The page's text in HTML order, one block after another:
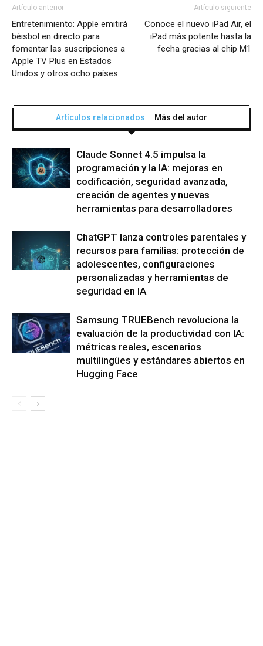
Artículo anterior
Entretenimiento: Apple emitirá
béisbol en directo para
fomentar las suscripciones a
Apple TV Plus en Estados
Unidos y otros ocho países
Artículo siguiente
Conoce el nuevo iPad Air, el
iPad más potente hasta la
fecha gracias al chip M1
Artículos relacionados Más del autor
Claude Sonnet 4.5 impulsa la
programación y la IA: mejoras en
codificación, seguridad avanzada,
creación de agentes y nuevas
herramientas para desarrolladores
ChatGPT lanza controles parentales y
recursos para familias: protección de
adolescentes, configuraciones
personalizadas y herramientas de
seguridad en IA
Samsung TRUEBench revoluciona la
evaluación de la productividad con IA:
métricas reales, escenarios
multilingües y estándares abiertos en
Hugging Face